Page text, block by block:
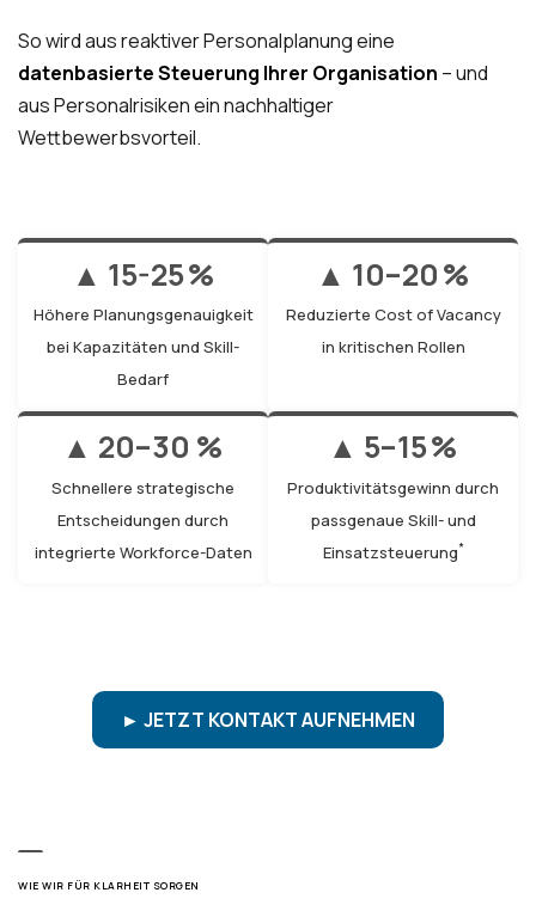
So wird aus reaktiver Personalplanung eine
datenbasierte Steuerung Ihrer Organisation – und
aus Personalrisiken ein nachhaltiger
Wettbewerbsvorteil.
▲ 15-25 %
Höhere Planungsgenauigkeit
bei Kapazitäten und Skill-
Bedarf
▲ 10–20 %
Reduzierte Cost of Vacancy
in kritischen Rollen
▲ 20–30 %
Schnellere strategische
Entscheidungen durch
integrierte Workforce-Daten
▲ 5–15 %
Produktivitätsgewinn durch
passgenaue Skill- und
Einsatzsteuerung*
► JETZT KONTAKT AUFNEHMEN
WIE WIR FÜR KLARHEIT SORGEN